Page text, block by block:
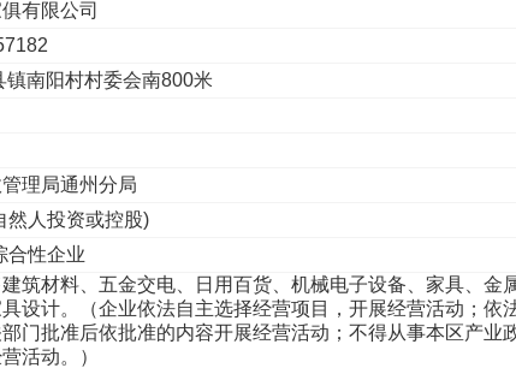
有限公司
镇南阳村村委会南800米
理局通州分局
然人投资或控股)
合性企业
筑材料、五金交电、日用百货、机械电子设备、家具、金
设计。（企业依法自主选择经营项目，开展经营活动；依
门批准后依批准的内容开展经营活动；不得从事本区产业
活动。）